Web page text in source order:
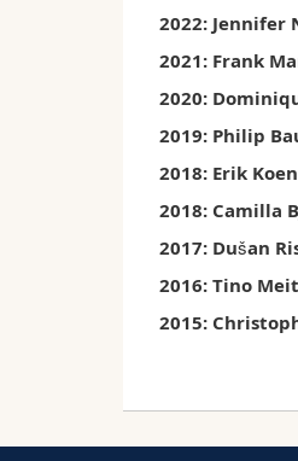
2022: Jennifer
2021: Frank
2020:
2019: Philip
2018: Erik
2018: Camilla
2017: Dušan
2016: Tino
2015: